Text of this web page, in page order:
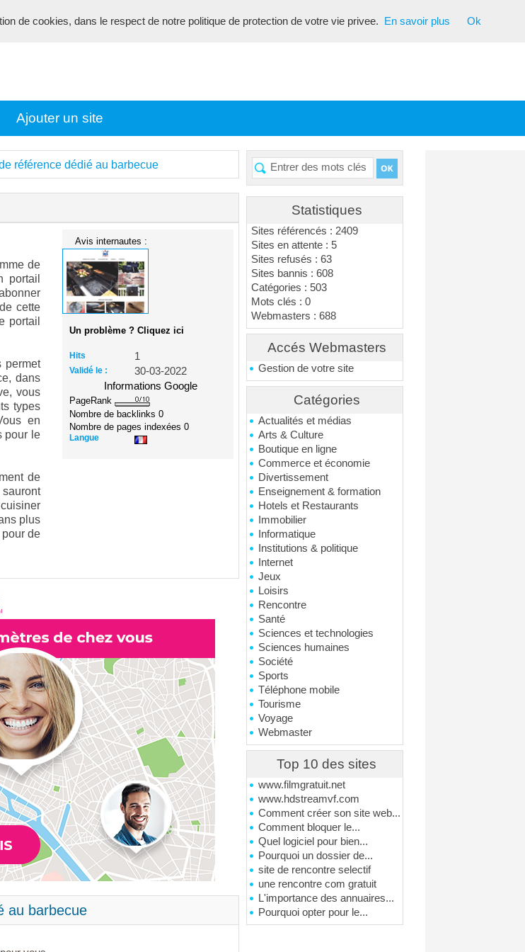
Ajouter un site
Statistiques
Sites référencés : 2409
Sites en attente : 5
Sites refusés : 63
Sites bannis : 608
Catégories : 503
Mots clés : 0
Webmasters : 688
Accés Webmasters
Gestion de votre site
Catégories
Actualités et médias
Arts & Culture
Boutique en ligne
Commerce et économie
Divertissement
Enseignement & formation
Hotels et Restaurants
Immobilier
Informatique
Institutions & politique
Internet
Jeux
Loisirs
Rencontre
Santé
Sciences et technologies
Sciences humaines
Société
Sports
Téléphone mobile
Tourisme
Voyage
Webmaster
Top 10 des sites
www.filmgratuit.net
www.hdstreamvf.com
Comment créer son site web...
Comment bloquer le...
Quel logiciel pour bien...
Pourquoi un dossier de...
site de rencontre selectif
une rencontre com gratuit
L'importance des annuaires...
Pourquoi opter pour le...
référence dédié au barbecue
de
portail
cette
portail
permet
dans
vous
types
en
pour le
de
plus
de
Avis internautes :
Un problème ? Cliquez ici
Hits 1
Validé le :
30-03-2022
Informations Google
PageRank
Nombre de backlinks0
Nombre de pages indexées0
Langue
au barbecue
de cookies, dans le respect de notre politique de protection de votre vie privee. En savoir plus Ok